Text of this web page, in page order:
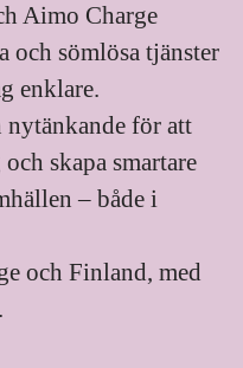
Aimo Charge
och sömlösa tjänster
enklare.
för att
skapa smartare
– både i
och Finland, med